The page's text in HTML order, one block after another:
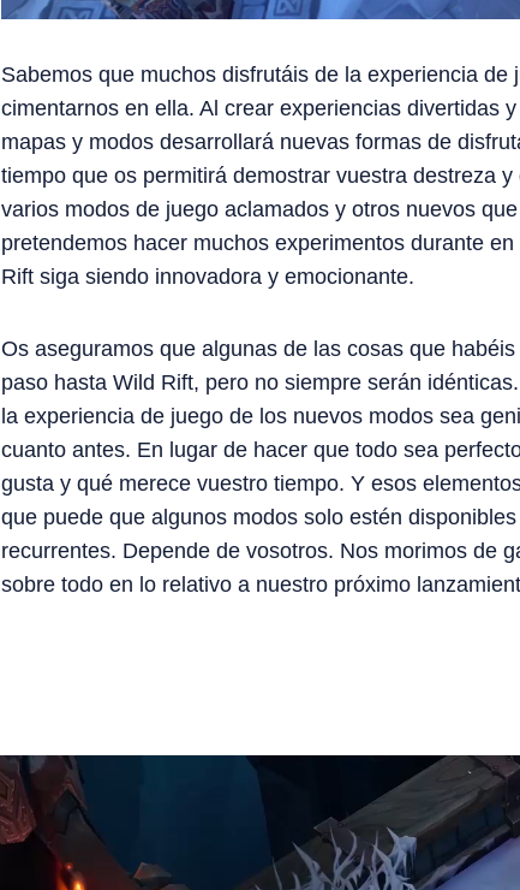
Sabemos que muchos disfrutáis de la experiencia
cimentarnos en ella. Al crear experiencias divertidas
mapas y modos desarrollará nuevas formas de
tiempo que os permitirá demostrar vuestra destreza
varios modos de juego aclamados y otros nuevos
pretendemos hacer muchos experimentos durante
Rift siga siendo innovadora y emocionante.
Os aseguramos que algunas de las cosas que
paso hasta Wild Rift, pero no siempre serán
la experiencia de juego de los nuevos modos sea
cuanto antes. En lugar de hacer que todo sea
gusta y qué merece vuestro tiempo. Y esos
que puede que algunos modos solo estén
recurrentes. Depende de vosotros. Nos morimos de
sobre todo en lo relativo a nuestro próximo